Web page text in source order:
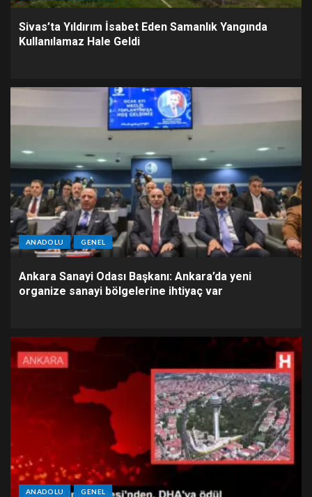
Sivas’ta Yıldırım İsabet Eden Samanlık Yangında
Kullanılamaz Hale Geldi
ANADOLU GENEL
Ankara Sanayi Odası Başkanı: Ankara’da yeni
organize sanayi bölgelerine ihtiyaç var
ANADOLU GENEL